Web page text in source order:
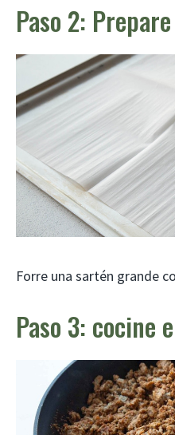
Paso 2:
Forre una sartén grande
Paso 3: cocine